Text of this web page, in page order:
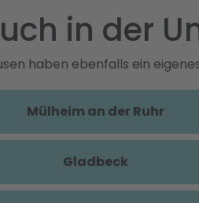
in der
haben ebenfalls ein
Mülheim an der Ruhr
Gladbeck